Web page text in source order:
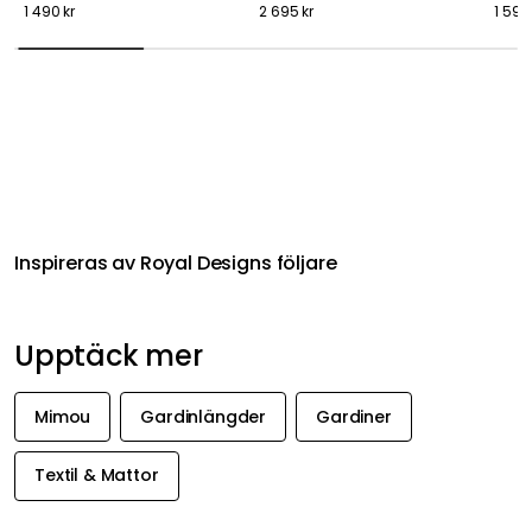
1 490 kr
2 695 kr
1
Inspireras av Royal Designs följare
Upptäck mer
Mimou Gardinlängder Gardiner
Textil & Mattor
FÅ INSPIRATION &